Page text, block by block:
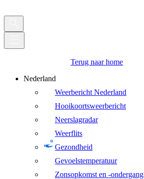
Terug naar home
Nederland
Weerbericht Nederland
Hooikoortsweerbericht
Neerslagradar
Weerflits
Gezondheid
Gevoelstemperatuur
Zonsopkomst en -ondergang